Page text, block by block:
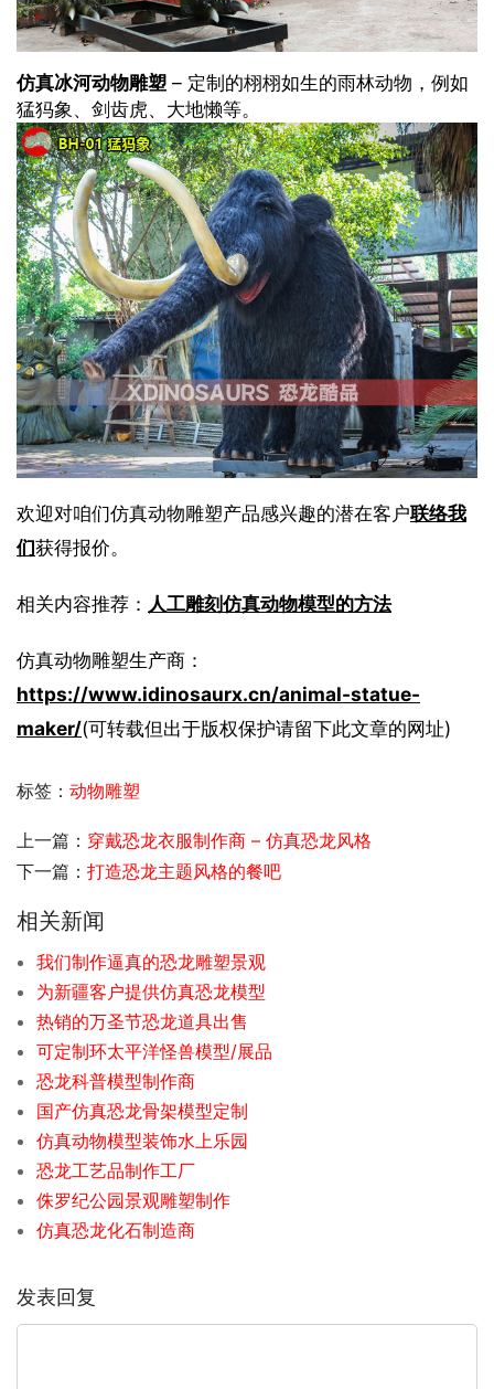
仿真冰河动物雕塑 – 定制的栩栩如生的雨林动物，例如
猛犸象、剑齿虎、大地懒等。
欢迎对咱们仿真动物雕塑产品感兴趣的潜在客户联络我
们获得报价。
相关内容推荐： 人工雕刻仿真动物模型的方法
仿真动物雕塑生产商：
https://www.idinosaurx.cn/animal-statue-
maker/(可转载但出于版权保护请留下此文章的网址)
标签： 动物雕塑
上一篇： 穿戴恐龙衣服制作商 – 仿真恐龙风格
下一篇： 打造恐龙主题风格的餐吧
相关新闻
我们制作逼真的恐龙雕塑景观
为新疆客户提供仿真恐龙模型
热销的万圣节恐龙道具出售
可定制环太平洋怪兽模型/展品
恐龙科普模型制作商
国产仿真恐龙骨架模型定制
仿真动物模型装饰水上乐园
恐龙工艺品制作工厂
侏罗纪公园景观雕塑制作
仿真恐龙化石制造商
发表回复